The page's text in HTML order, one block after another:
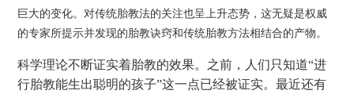
巨大的变化。对传统胎教法的关注也呈上升态势，这无疑是权威
的专家所提示并发现的胎教诀窍和传统胎教方法相结合的产物。
科学理论不断证实着胎教的效果。之前，人们只知道“进
行胎教能生出聪明的孩子”这一点已经被证实。最近还有